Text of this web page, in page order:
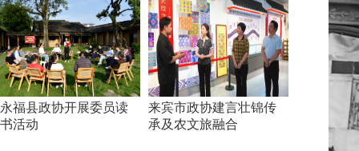
永福县政协开展委员读
书活动
来宾市政协建言壮锦传
承及农文旅融合